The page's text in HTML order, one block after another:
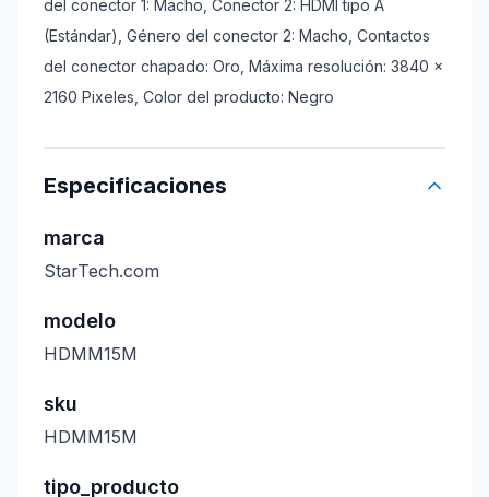
del conector 1: Macho, Conector 2: HDMI tipo A
(Estándar), Género del conector 2: Macho, Contactos
del conector chapado: Oro, Máxima resolución: 3840 x
2160 Pixeles, Color del producto: Negro
Especificaciones
marca
StarTech.com
modelo
HDMM15M
sku
HDMM15M
tipo_producto